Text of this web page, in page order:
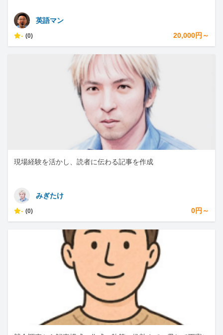
英語マン
- (0) 20,000円～
現場経験を活かし、読者に伝わる記事を作成
みぎたけ
- (0) 0円～